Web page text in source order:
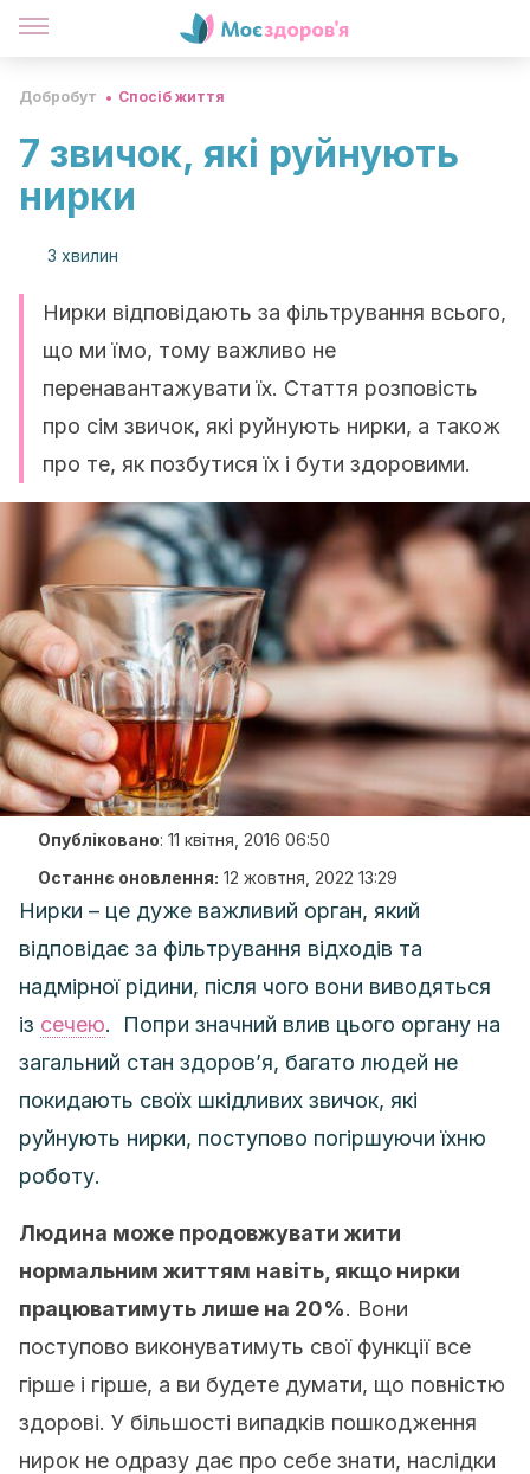
Добробут Спосіб життя
7 звичок, які руйнують
нирки
3 хвилин
Нирки відповідають за фільтрування всього,
що ми їмо, тому важливо не
перенавантажувати їх. Стаття розповість
про сім звичок, які руйнують нирки, а також
про те, як позбутися їх і бути здоровими.
Опубліковано: 11 квітня, 2016 06:50
Останнє оновлення: 12 жовтня, 2022 13:29
Нирки – це дуже важливий орган, який
відповідає за фільтрування відходів та
надмірної рідини, після чого вони виводяться
із сечею. Попри значний влив цього органу на
загальний стан здоров’я, багато людей не
покидають своїх шкідливих звичок, які
руйнують нирки, поступово погіршуючи їхню
роботу.
Людина може продовжувати жити
нормальним життям навіть, якщо нирки
працюватимуть лише на 20%. Вони
поступово виконуватимуть свої функції все
гірше і гірше, а ви будете думати, що повністю
здорові. У більшості випадків пошкодження
нирок не одразу дає про себе знати, наслідки